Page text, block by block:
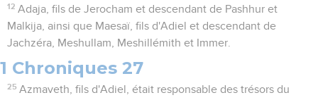
12 Adaja, fils de Jerocham et descendant de Pashhur et
Malkija, ainsi que Maesaï, fils d'Adiel et descendant de
Jachzéra, Meshullam, Meshillémith et Immer.
1 Chroniques 27
25 Azmaveth, fils d'Adiel, était responsable des trésors du